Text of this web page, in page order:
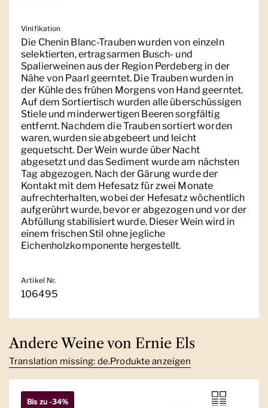
Vinifikation
Die Chenin Blanc-Trauben wurden von einzeln
selektierten, ertragsarmen Busch- und
Spalierweinen aus der Region Perdeberg in der
Nähe von Paarl geerntet. Die Trauben wurden in
der Kühle des frühen Morgens von Hand geerntet.
Auf dem Sortiertisch wurden alle überschüssigen
Stiele und minderwertigen Beeren sorgfältig
entfernt. Nachdem die Trauben sortiert worden
waren, wurden sie abgebeert und leicht
gequetscht. Der Wein wurde über Nacht
abgesetzt und das Sediment wurde am nächsten
Tag abgezogen. Nach der Gärung wurde der
Kontakt mit dem Hefesatz für zwei Monate
aufrechterhalten, wobei der Hefesatz wöchentlich
aufgerührt wurde, bevor er abgezogen und vor der
Abfüllung stabilisiert wurde. Dieser Wein wird in
einem frischen Stil ohne jegliche
Eichenholzkomponente hergestellt.
Artikel Nr.
106495
Andere Weine von Ernie Els
Translation missing: de.Produkte anzeigen
Bis zu -34%